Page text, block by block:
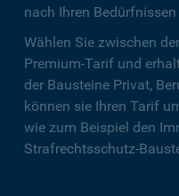
nach Ihren
Wählen Sie zwischen
Premium-Tarif und
der Bausteine Privat,
können sie Ihren Tarif
wie zum Beispiel den
Strafrechtsschutz-